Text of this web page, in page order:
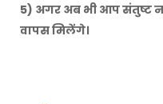
5) अगर अब भी आप संतुष्ट
वापस मिलेंगे।